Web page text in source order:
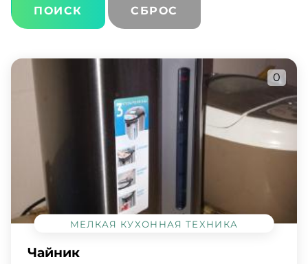
СБРОС
0
МЕЛКАЯ КУХОННАЯ ТЕХНИКА
Чайник